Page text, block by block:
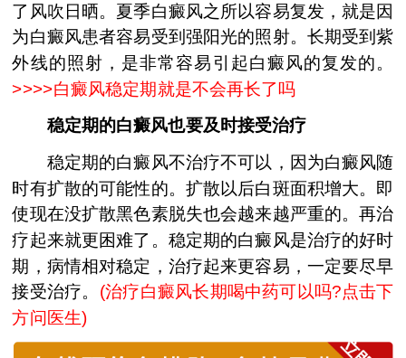
了风吹日晒。夏季白癜风之所以容易复发，就是因
为白癜风患者容易受到强阳光的照射。长期受到紫
外线的照射，是非常容易引起白癜风的复发的。
>>>>白癜风稳定期就是不会再长了吗
稳定期的白癜风也要及时接受治疗
稳定期的白癜风不治疗不可以，因为白癜风随
时有扩散的可能性的。扩散以后白斑面积增大。即
使现在没扩散黑色素脱失也会越来越严重的。再治
疗起来就更困难了。稳定期的白癜风是治疗的好时
期，病情相对稳定，治疗起来更容易，一定要尽早
接受治疗。 (治疗白癜风长期喝中药可以吗?点击下
方问医生)